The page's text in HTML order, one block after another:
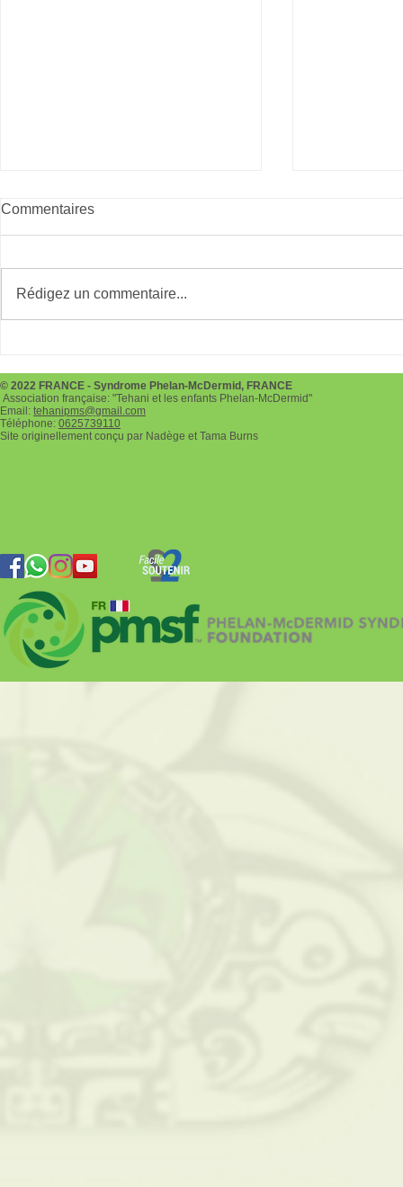
Commentaires
Rédigez un commentaire...
© 2022 FRANCE - Syndrome Phelan-McDermid, FRANCE
Association française: "Tehani et les enfants Phelan-McDermid"
Email: tehanipms@gmail.com
Téléphone: 0625739110
Site originellement conçu par Nadège et Tama Burns